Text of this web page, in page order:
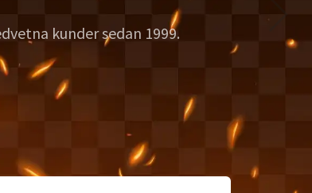
Varmt